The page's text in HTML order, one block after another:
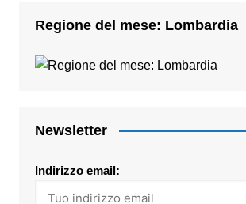
Regione del mese: Lombardia
Newsletter
Indirizzo email: